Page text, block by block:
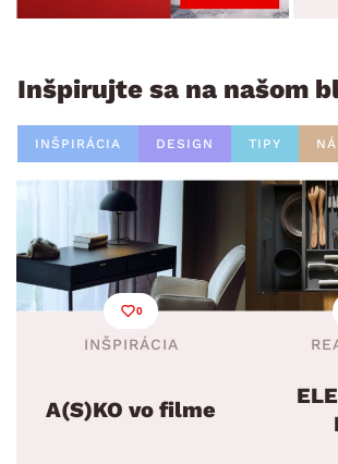
Inšpirujte sa na našom
INŠPIRÁCIA DESIGN TIPY
0
INŠPIRÁCIA
A(S)KO vo filme